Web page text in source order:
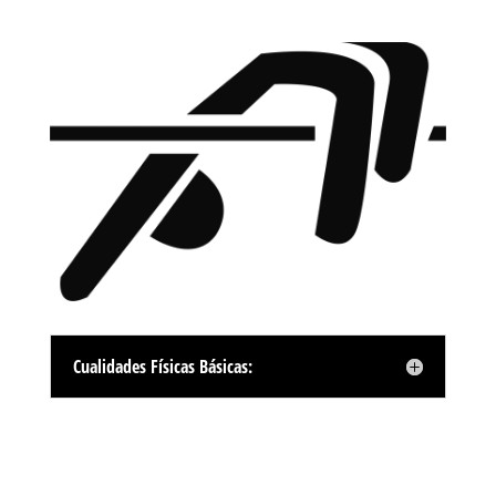
Cualidades Físicas Básicas: